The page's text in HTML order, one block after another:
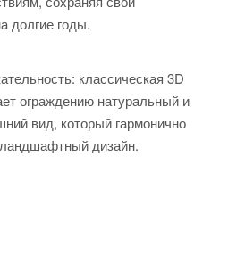
долгие годы.
классическая 3D
ограждению натуральный и
вид, который гармонично
дизайн.